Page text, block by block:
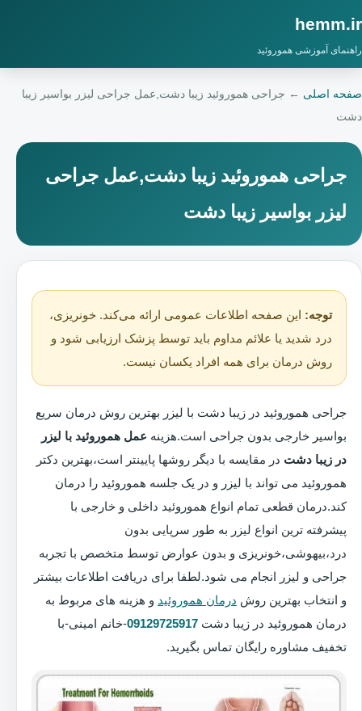
hemm.ir
راهنمای آموزشی هموروئید
صفحه اصلی ← جراحی هموروئید زیبا دشت,عمل جراحی لیزر بواسیر زیبا
دشت
جراحی هموروئید زیبا دشت,عمل جراحی
لیزر بواسیر زیبا دشت
توجه: این صفحه اطلاعات عمومی ارائه می‌کند. خونریزی،
درد شدید یا علائم مداوم باید توسط پزشک ارزیابی شود و
روش درمان برای همه افراد یکسان نیست.
جراحی هموروئید در زیبا دشت با لیزر بهترین روش درمان سریع
بواسیر خارجی بدون جراحی است.هزینه عمل هموروئید با لیزر
در زیبا دشت در مقایسه با دیگر روشها پایینتر است،بهترین دکتر
هموروئید می تواند با لیزر و در یک جلسه هموروئید را درمان
کند.درمان قطعی تمام انواع هموروئید داخلی و خارجی با
پیشرفته ترین انواع لیزر به طور سرپایی بدون
درد،بیهوشی،خونریزی و بدون عوارض توسط متخصص با تجربه
جراحی و لیزر انجام می شود.لطفا برای دریافت اطلاعات بیشتر
و انتخاب بهترین روش درمان هموروئید و هزینه های مربوط به
درمان هموروئید در زیبا دشت 09129725917-خانم امینی-با
تخفیف مشاوره رایگان تماس بگیرید.